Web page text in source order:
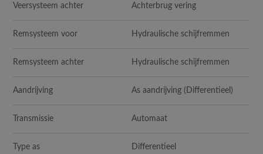
Veersysteem achter Achterbrug vering
Remsysteem voor Hydraulische schijfremmen
Remsysteem achter Hydraulische schijfremmen
Aandrijving As aandrijving (Differentieel)
Transmissie Automaat
Type as Differentieel